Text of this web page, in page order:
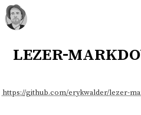
lezer-
https://github.com/erykwalder/lezer-